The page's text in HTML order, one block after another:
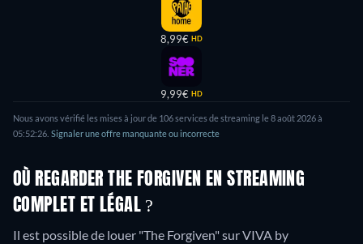
8,99€ HD
9,99€ HD
Nous avons vérifié les mises à jour de 106 services de streaming le 8 août 2026 à
05:52:26. Signaler une offre manquante ou incorrecte
OÙ REGARDER THE FORGIVEN EN STREAMING
COMPLET ET LÉGAL ?
Il est possible de louer "The Forgiven" sur VIVA by